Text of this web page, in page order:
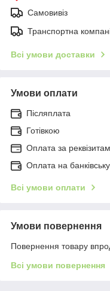
Самовивіз
Транспортна
Всі умови доставки
Умови оплати
Післяплата
Готівкою
Оплата за
Оплата на
Всі умови оплати
Умови повернення
Повернення товару
Всі умови повернення